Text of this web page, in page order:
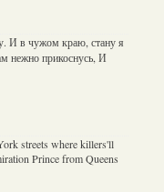
И в чужом краю, стану я
нежно прикоснусь, И
streets where killers'll
Prince from Queens